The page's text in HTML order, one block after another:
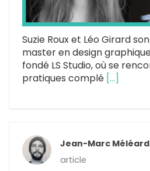
Suzie Roux et Léo Girard
master en design
fondé LS Studio, où se
pratiques complé […]
Jean-Marc Méléard
article